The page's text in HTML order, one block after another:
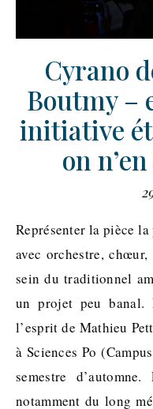
Cyrano
Boutmy –
initiative
on
Représenter la pièce la plus célèbre d’Edmond Rostand
avec orchestre, chœur,
sein du traditionnel
un projet peu banal.
l’esprit de Mathieu
à Sciences Po
semestre
notamment du long